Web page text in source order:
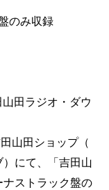
のみ収録
田ラジオ・ダウ
山田ショップ（
にて、「吉田山
ストラック盤の